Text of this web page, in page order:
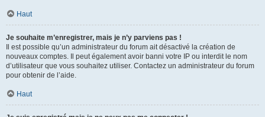
Haut
Je souhaite m’enregistrer, mais je n’y parviens pas !
Il est possible qu’un administrateur du forum ait désactivé la création de
nouveaux comptes. Il peut également avoir banni votre IP ou interdit le nom
d’utilisateur que vous souhaitez utiliser. Contactez un administrateur du forum
pour obtenir de l’aide.
Haut